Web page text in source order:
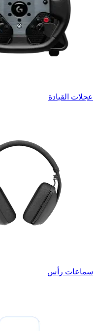
عجلات القيادة
سماعات رأس